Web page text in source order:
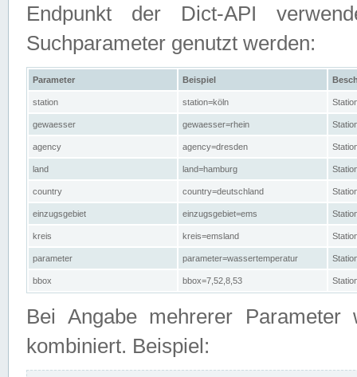
Endpunkt der Dict-API
Suchparameter genutzt werden:
Parameter Beispiel
station station=köln
gewaesser gewaesser=rhein
agency agency=dresden
land land=hamburg
country country=deutschland
einzugsgebiet einzugsgebiet=ems
kreis kreis=emsland
parameter parameter=wassertemperatur
bbox bbox=7,52,8,53
Bei Angabe mehrerer Parameter
kombiniert. Beispiel: